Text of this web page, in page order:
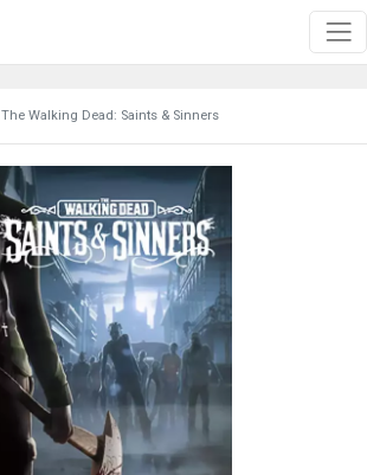
The Walking Dead: Saints & Sinners